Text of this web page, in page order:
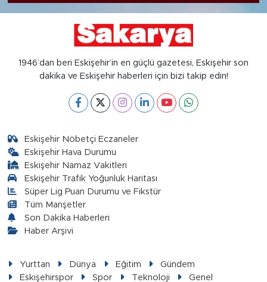
1946’dan beri Eskişehir’in en güçlü gazetesi, Eskişehir son
dakika ve Eskişehir haberleri için bizi takip edin!
Eskişehir Nöbetçi Eczaneler
Eskişehir Hava Durumu
Eskişehir Namaz Vakitleri
Eskişehir Trafik Yoğunluk Haritası
Süper Lig Puan Durumu ve Fikstür
Tüm Manşetler
Son Dakika Haberleri
Haber Arşivi
Yurttan Dünya Eğitim
Gündem
Eskişehirspor
Spor Teknoloji Genel